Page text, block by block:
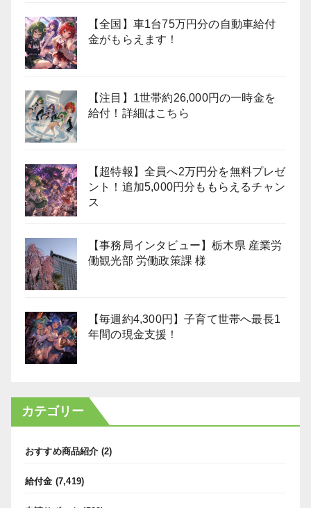
【全国】車1台75万円分の自動車給付
金がもらえます！
【注目】1世帯約26,000円の一時金を
給付！詳細はこちら
【超特報】全員へ2万円分を無料プレゼ
ント！追加5,000円分ももらえるチャン
ス
【事務局インタビュー】栃木県 産業労
働観光部 労働政策課 様
【毎週約4,300円】子育て世帯へ最長1
年間の現金支援！
カテゴリー
おすすめ商品紹介 (2)
給付金 (7,419)